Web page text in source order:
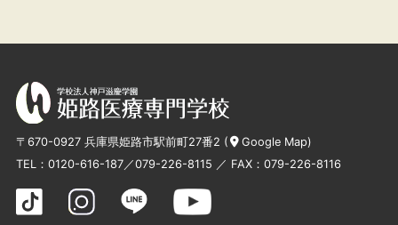
〒670-0927 兵庫県姫路市駅前町27番2 ( Google Map)
TEL： 0120-616-187／079-226-8115 ／ FAX：079-226-8116